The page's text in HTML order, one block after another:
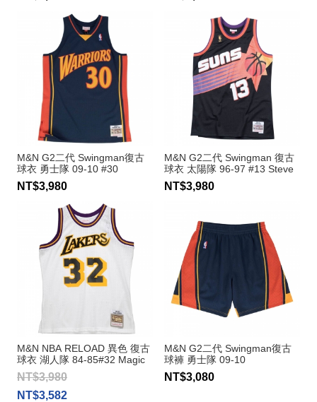
M&N G2二代 Swingman復古
球衣 勇士隊 09-10 #30
Stephen Curry
NT$3,980
M&N G2二代 Swingman 復古
球衣 太陽隊 96-97 #13 Steve
Nash
NT$3,980
M&N NBA RELOAD 異色 復古
球衣 湖人隊 84-85#32 Magic
Johnson
NT$3,980
NT$3,582
M&N G2二代 Swingman復古
球褲 勇士隊 09-10
NT$3,080